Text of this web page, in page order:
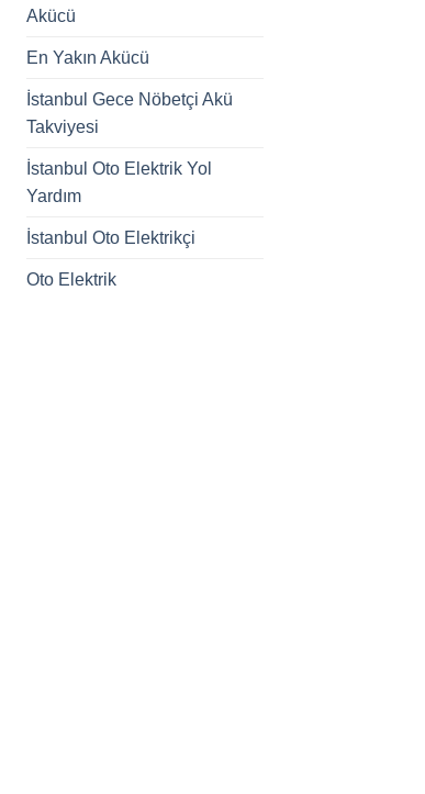
Akücü
En Yakın Akücü
İstanbul Gece Nöbetçi Akü
Takviyesi
İstanbul Oto Elektrik Yol
Yardım
İstanbul Oto Elektrikçi
Oto Elektrik